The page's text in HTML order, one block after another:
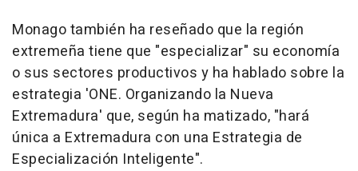
Monago también ha reseñado que la región
extremeña tiene que "especializar" su economía
o sus sectores productivos y ha hablado sobre la
estrategia 'ONE. Organizando la Nueva
Extremadura' que, según ha matizado, "hará
única a Extremadura con una Estrategia de
Especialización Inteligente".